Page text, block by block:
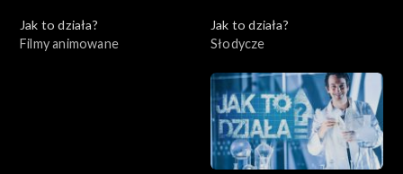
Jak to działa?
Filmy animowane
Jak to działa?
Słodycze